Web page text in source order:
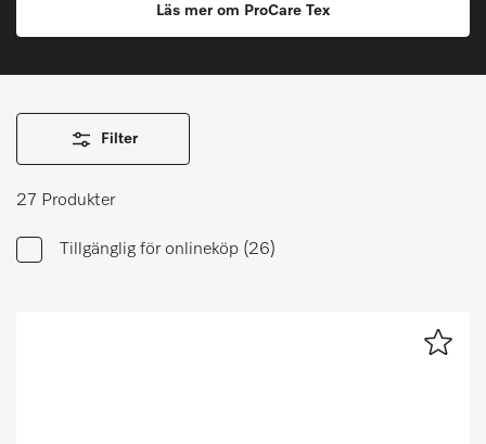
Läs mer om ProCare Tex
Filter
27 Produkter
Tillgänglig för onlineköp (26)